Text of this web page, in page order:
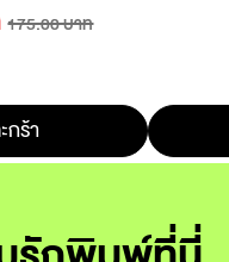
175.00 บาท
กร้า